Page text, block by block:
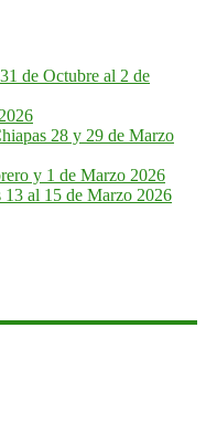
de Octubre al 2 de
28 y 29 de Marzo
y 1 de Marzo 2026
al 15 de Marzo 2026